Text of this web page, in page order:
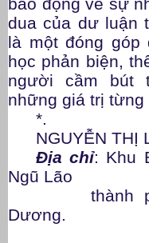
báo động về sự
dua của dư luận
là một đóng góp
học phản biện,
người cầm bút
những giá trị
*.
NGUYỄN THỊ
Địa chỉ: Khu
Ngũ Lão
thành
Dương.